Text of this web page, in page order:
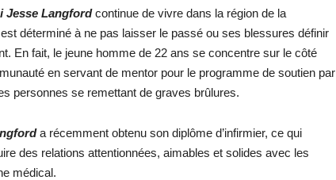
Jesse Langfordcontinue de vivre dans la région de la
déterminé à ne pas laisser le passé ou ses blessures définir
En fait, le jeune homme de 22 ans se concentre sur le côté
en servant de mentor pour le programme de soutien par
personnes se remettant de graves brûlures.
a récemment obtenu son diplôme d’infirmier, ce qui
des relations attentionnées, aimables et solides avec les
médical.